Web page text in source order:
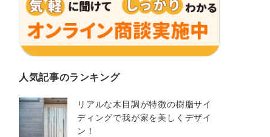
人気記事のランキング
リアルな木目調が特徴の樹脂サイ
ディングで我が家を美しくデザイ
ン！